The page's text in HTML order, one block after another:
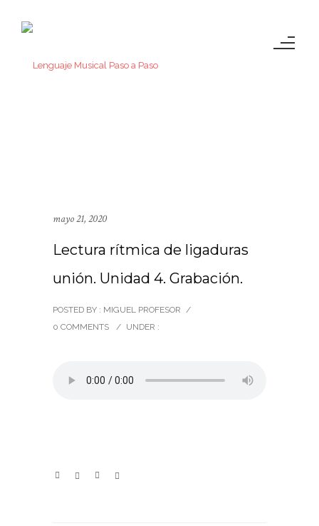
mayo 21, 2020
Lectura rítmica de ligaduras
unión. Unidad 4. Grabación.
POSTED BY : MIGUEL PROFESOR /
0 COMMENTS
/ UNDER :